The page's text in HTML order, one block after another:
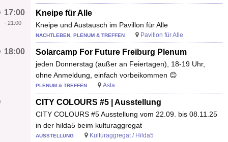
Kneipe für Alle
Kneipe und Austausch im Pavillon für Alle
17:00
- 21:00
NACHTLEBEN, PLENUM & TREFFEN Pavillon für Alle
Solarcamp For Future Freiburg Plenum
jeden Donnerstag (außer an Feiertagen), 18-19 Uhr,
ohne Anmeldung, einfach vorbeikommen 😊
18:00
PLENUM & TREFFEN Asta
CITY COLOURS #5 | Ausstellung
CITY COLOURS #5 Ausstellung vom 22.09. bis 08.11.25
in der hilda5 beim kulturaggregat
AUSSTELLUNG Kulturaggregat / Hilda5